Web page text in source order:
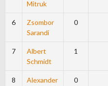
Mitruk
6
Zsombor
Sarandi
0
7
Albert
Schmidt
1
8
Alexander
0